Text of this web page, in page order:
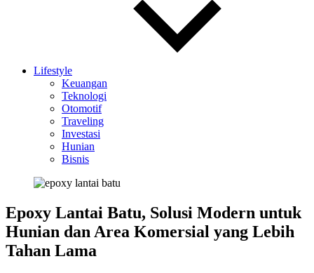
Lifestyle
Keuangan
Teknologi
Otomotif
Traveling
Investasi
Hunian
Bisnis
Epoxy Lantai Batu, Solusi Modern untuk
Hunian dan Area Komersial yang Lebih
Tahan Lama